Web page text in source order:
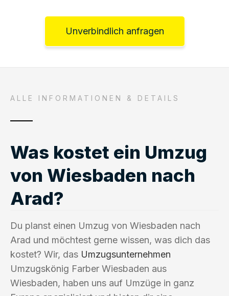
Unverbindlich anfragen
ALLE INFORMATIONEN & DETAILS
Was kostet ein Umzug
von Wiesbaden nach
Arad?
Du planst einen Umzug von Wiesbaden nach
Arad und möchtest gerne wissen, was dich das
kostet? Wir, das Umzugsunternehmen
Umzugskönig Farber Wiesbaden aus
Wiesbaden, haben uns auf Umzüge in ganz